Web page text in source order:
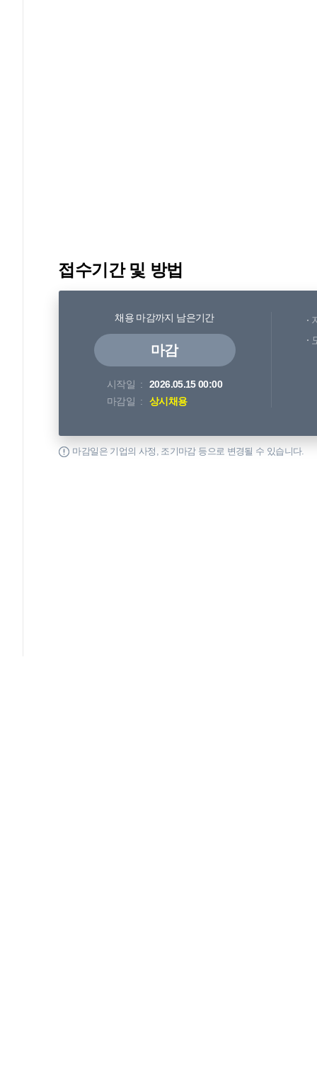
접수기간 및 방법
채용 마감까지 남은기간
마감
시작일
2026.05.15 00:00
마감일
상시채용
마감일은 기업의 사정, 조기마감 등으로 변경될 수 있습니다.